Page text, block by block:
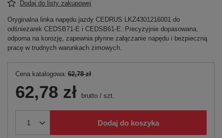
Dodaj do listy zakupowej
Oryginalna linka napędu jazdy CEDRUS LKZ4301216001 do
odśnieżarek CEDSB71-E i CEDSB61-E. Precyzyjnie dopasowana,
odporna na korozję, zapewnia płynne załączanie napędu i bezpieczną
pracę w trudnych warunkach zimowych.
Cena katalogowa: 62,78 zł
62,78 zł brutto / szt.
Dodaj do koszyka